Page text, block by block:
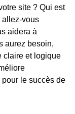
site ? Qui est
allez-vous
aidera à
aurez besoin,
claire et logique
le succès de